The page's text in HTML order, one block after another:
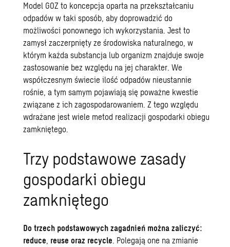
Model GOZ to koncepcja oparta na przekształcaniu
odpadów w taki sposób, aby doprowadzić do
możliwości ponownego ich wykorzystania. Jest to
zamysł zaczerpnięty ze środowiska naturalnego, w
którym każda substancja lub organizm znajduje swoje
zastosowanie bez względu na jej charakter. We
współczesnym świecie ilość odpadów nieustannie
rośnie, a tym samym pojawiają się poważne kwestie
związane z ich zagospodarowaniem. Z tego względu
wdrażane jest wiele metod realizacji gospodarki obiegu
zamkniętego.
Trzy podstawowe zasady
gospodarki obiegu
zamkniętego
Do trzech podstawowych zagadnień można zaliczyć:
reduce, reuse oraz recycle. Polegają one na zmianie